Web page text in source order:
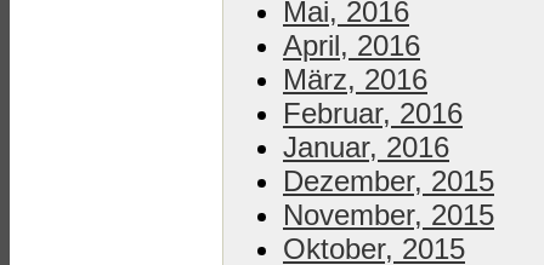
Mai, 2016
April, 2016
März, 2016
Februar, 2016
Januar, 2016
Dezember, 2015
November, 2015
Oktober, 2015